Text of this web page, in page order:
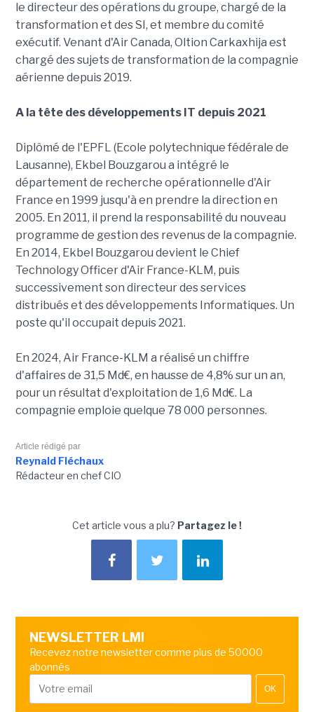
le directeur des opérations du groupe, chargé de la
transformation et des SI, et membre du comité
exécutif. Venant d'Air Canada, Oltion Carkaxhija est
chargé des sujets de transformation de la compagnie
aérienne depuis 2019.
A la tête des développements IT depuis 2021
Diplômé de l'EPFL (Ecole polytechnique fédérale de
Lausanne), Ekbel Bouzgarou a intégré le
département de recherche opérationnelle d'Air
France en 1999 jusqu'à en prendre la direction en
2005. En 2011, il prend la responsabilité du nouveau
programme de gestion des revenus de la compagnie.
En 2014, Ekbel Bouzgarou devient le Chief
Technology Officer d'Air France-KLM, puis
successivement son directeur des services
distribués et des développements Informatiques. Un
poste qu'il occupait depuis 2021.
En 2024, Air France-KLM a réalisé un chiffre
d'affaires de 31,5 Md€, en hausse de 4,8% sur un an,
pour un résultat d'exploitation de 1,6 Md€. La
compagnie emploie quelque 78 000 personnes.
Article rédigé par
Reynald Fléchaux
Rédacteur en chef CIO
Cet article vous a plu? Partagez le !
NEWSLETTER LMI
Recevez notre newsletter comme plus de 50000
abonnés
OK